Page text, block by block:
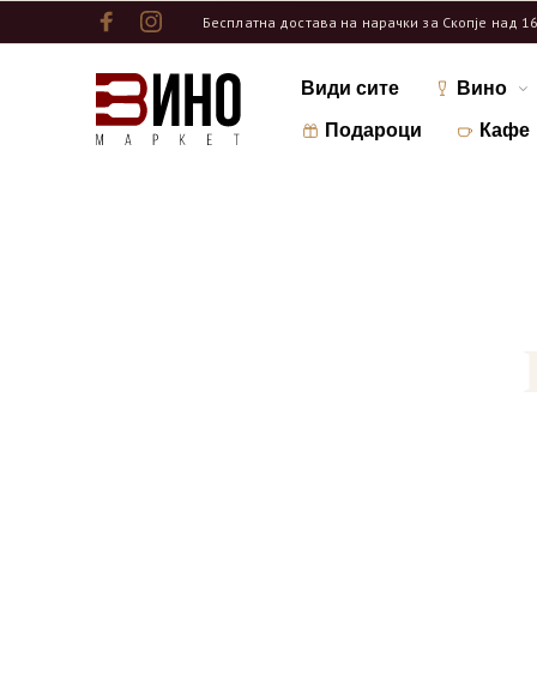
Бесплатна достава на нарачки за Скопје над
Види сите Вино
Подароци Кафе